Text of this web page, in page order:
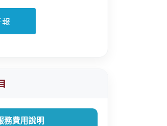
務費用說明